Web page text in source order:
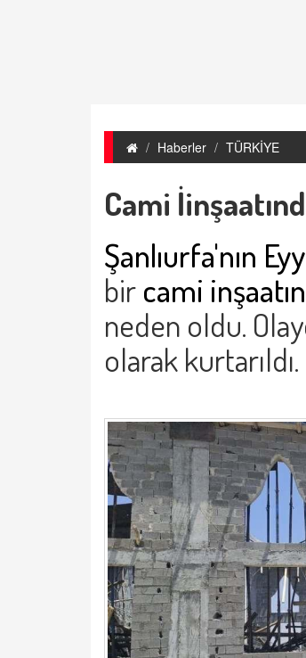
Haberler TÜRKİYE
Cami
Şanlıurfa'nın
bircami
neden oldu.
olarak kurtarıldı.